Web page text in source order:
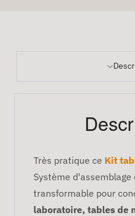
Très pratique ce Kit
Système
transformable pour
laboratoire, tables de